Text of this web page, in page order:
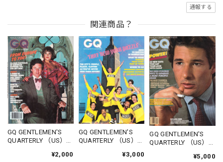
通報する
関連商品？
GQ GENTLEMEN'S
QUARTERLY （US）
¥2,000
GQ GENTLEMEN'S
QUARTERLY （US）
¥3,000
GQ GENTLEMEN'S
QUARTERLY （US）
¥5,000